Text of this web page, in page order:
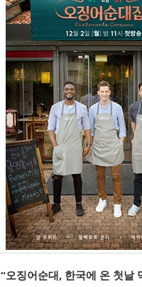
오징어순대, 한국에 온 첫날